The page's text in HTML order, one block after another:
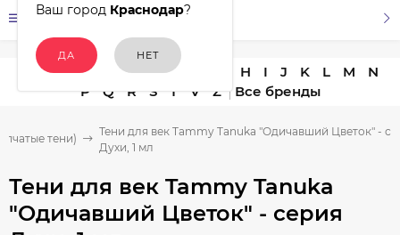
Ваш город Краснодар?
КАТАЛОГ ТОВАРОВ
A C D E H I J K L M
N
P
Q R S T V Z
тени)
Тени для век Tammy Tanuka "Одичавший Цветок" -
Духи, 1 мл
Тени для век Tammy Tanuka
"Одичавший Цветок" - серия